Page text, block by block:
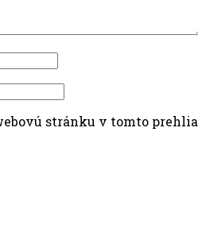
stránku v tomto